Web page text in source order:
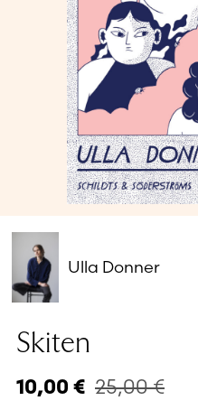
Glömt ditt
Har du inget konto?
Skapa nytt konto
Ulla Donner
Skiten
10,00 € 25,00€